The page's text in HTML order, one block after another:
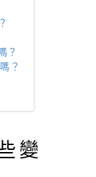
？
？
變